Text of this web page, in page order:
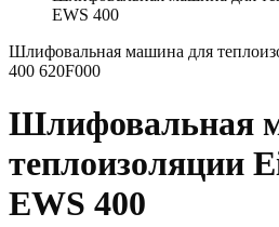
EWS 400
Шлифовальная машина для
400 620F000
Шлифовальная
теплоизоляции
EWS 400